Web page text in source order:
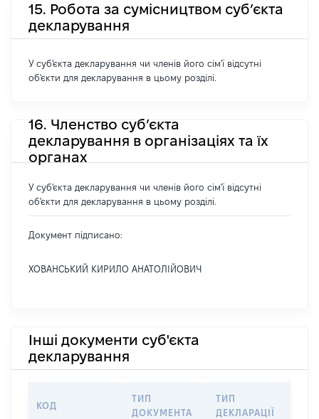
15. Робота за сумісництвом суб’єкта
декларування
У суб'єкта декларування чи членів його сім'ї відсутні
об'єкти для декларування в цьому розділі.
16. Членство суб’єкта
декларування в організаціях та їх
органах
У суб'єкта декларування чи членів його сім'ї відсутні
об'єкти для декларування в цьому розділі.
Документ підписано:
ХОВАНСЬКИЙ КИРИЛО АНАТОЛІЙОВИЧ
Інші документи суб'єкта
декларування
КОД
ТИП
ДОКУМЕНТА
ТИП
ДЕКЛАРАЦІЇ